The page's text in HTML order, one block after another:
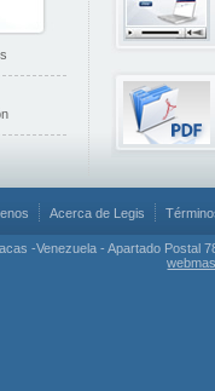
Acerca de Legis
-Venezuela - Apartado